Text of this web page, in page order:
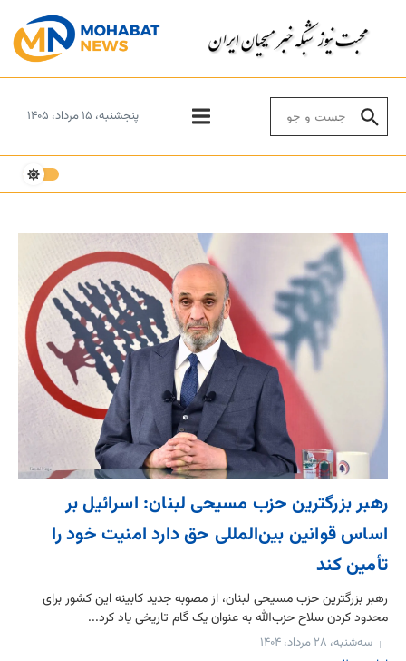
پنجشنبه، ۱۵ مرداد، ۱۴۰۵
رهبر بزرگترین حزب مسیحی لبنان: اسرائیل بر
اساس قوانین بین‌المللی حق دارد امنیت خود را
تأمین کند
رهبر بزرگترین حزب مسیحی لبنان، از مصوبه جدید کابینه این کشور برای
محدود کردن سلاح حزب‌الله به عنوان یک گام تاریخی یاد کرد...
سه‌شنبه، ۲۸ مرداد، ۱۴۰۴